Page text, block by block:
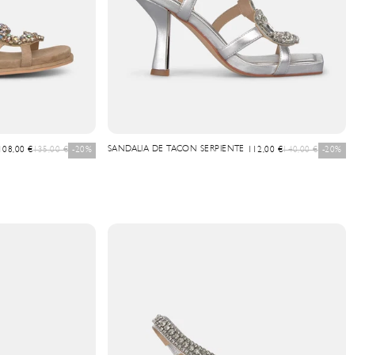
Prix de vente
108,00 €Prix normal
135,00 € -20% SANDALIA DE TACON SERPIENTE Prix de vente
112,00 €Prix normal
140,00 € -20%